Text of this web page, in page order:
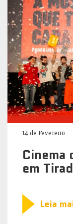
14 de Fevereiro
Cinema
em
Leia